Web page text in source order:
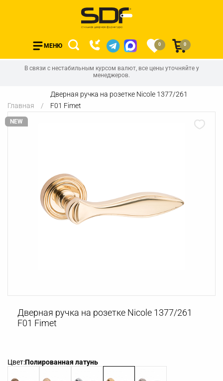
МЕНЮ 0 0
В связи с нестабильным курсом валют, все цены уточняйте у
менеджеров.
Главная
Дверная ручка на розетке Nicole 1377/261
F01 Fimet
NEW
Дверная ручка на розетке Nicole 1377/261
F01 Fimet
Цвет:Полированная латунь